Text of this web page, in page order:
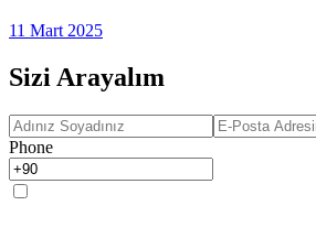
11 Mart 2025
Sizi Arayalım
Phone